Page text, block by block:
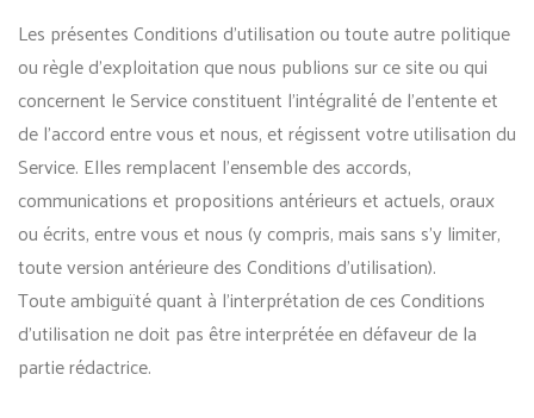
Les présentes Conditions d’utilisation ou toute autre politique
ou règle d’exploitation que nous publions sur ce site ou qui
concernent le Service constituent l’intégralité de l’entente et
de l’accord entre vous et nous, et régissent votre utilisation du
Service. Elles remplacent l’ensemble des accords,
communications et propositions antérieurs et actuels, oraux
ou écrits, entre vous et nous (y compris, mais sans s’y limiter,
toute version antérieure des Conditions d’utilisation).
Toute ambiguïté quant à l’interprétation de ces Conditions
d’utilisation ne doit pas être interprétée en défaveur de la
partie rédactrice.